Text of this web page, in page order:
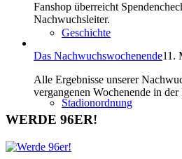
Geschichte
Stadionordnung
Fanshop überreicht
Nachwuchsleiter.
Das Nachwuchswochenende11.
Alle Ergebnisse unserer
vergangenen Wochenende in der
WERDE 96ER!